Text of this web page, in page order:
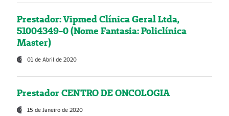
Prestador: Vipmed Clínica Geral Ltda,
51004349-0 (Nome Fantasia: Policlínica
Master)
01 de Abril de 2020
Prestador CENTRO DE ONCOLOGIA
15 de Janeiro de 2020